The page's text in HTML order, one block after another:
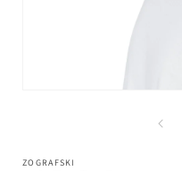
ZOGRAFSKI